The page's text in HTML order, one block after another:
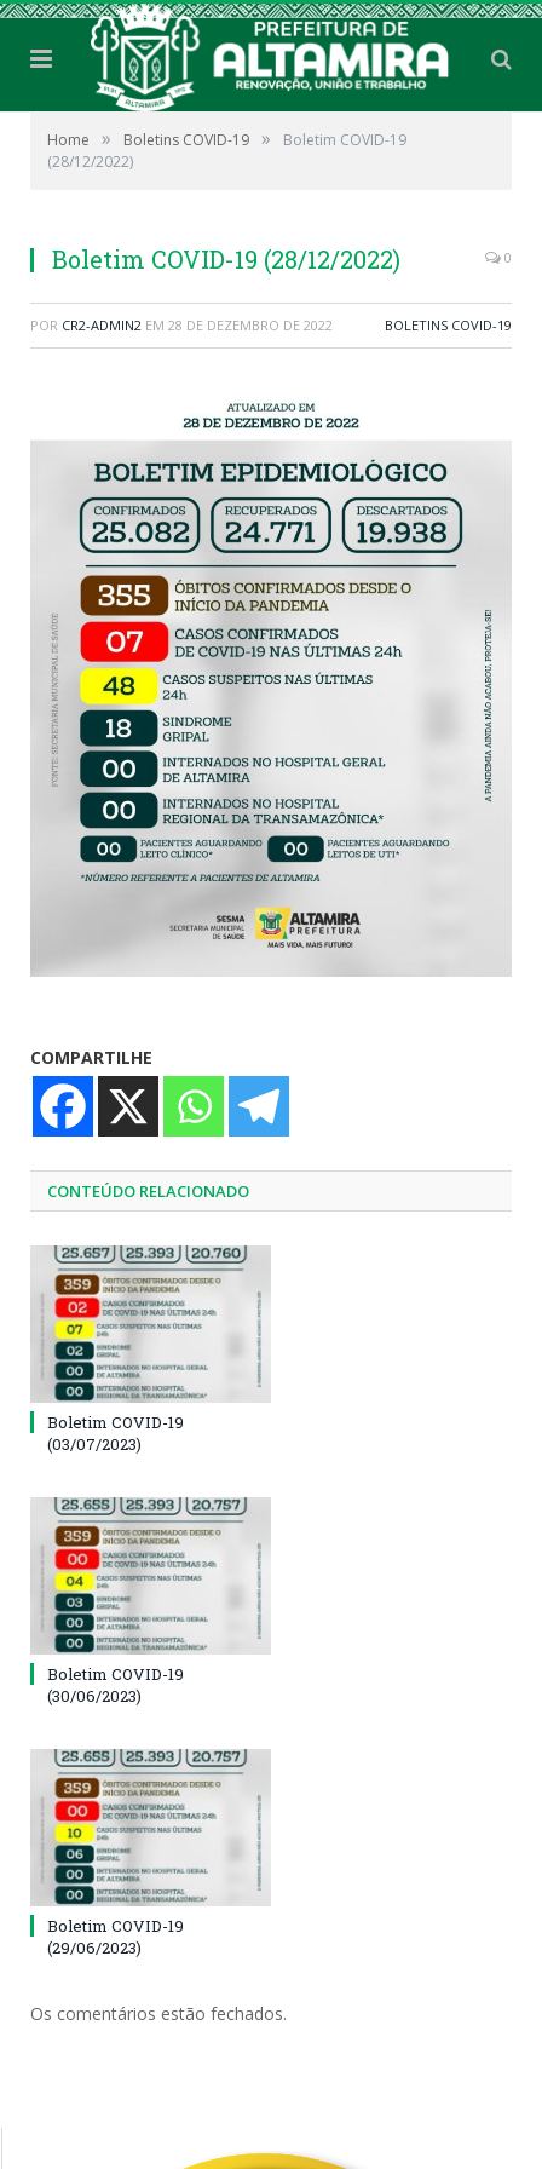
Home » Boletins COVID-19 »
Boletim COVID-19
(28/12/2022)
Boletim COVID-19 (28/12/2022) 0
POR CR2-ADMIN2 EM 28 DE DEZEMBRO DE 2022 BOLETINS COVID-19
COMPARTILHE
CONTEÚDO RELACIONADO
Boletim COVID-19
(03/07/2023)
Boletim COVID-19
(30/06/2023)
Boletim COVID-19
(29/06/2023)
Os comentários estão fechados.